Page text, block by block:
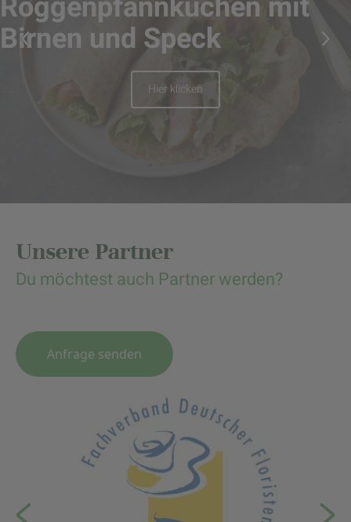
Birnen und Speck
Hier klicken
Unsere Partner
Du möchtest auch Partner werden?
Anfrage senden